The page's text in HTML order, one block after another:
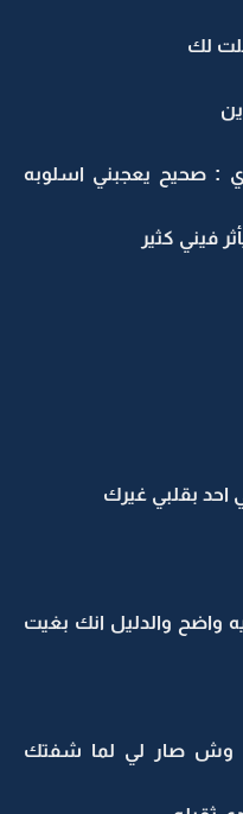
لك
يعجبني اسلوبه
كثير
بقلبي غيرك
والدليل انك بغيت
وش صار لي لما شفتك